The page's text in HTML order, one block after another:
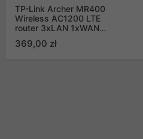
TP-Link Archer MR400
Wireless AC1200 LTE
router 3xLAN 1xWAN
369,00 zł